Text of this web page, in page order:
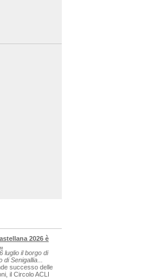
2026 è
luglio il borgo di
Senigallia...
successo delle
il Circolo ACLI